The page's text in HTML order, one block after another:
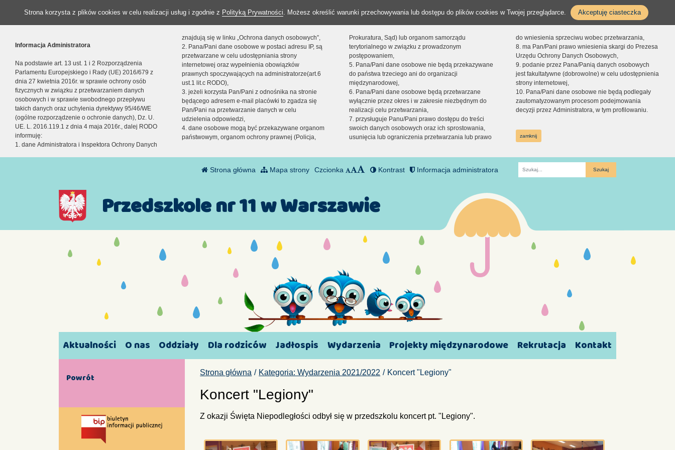
Strona korzysta z plików cookies w celu realizacji usług i zgodnie z Polityką Prywatności. Możesz określić warunki przechowywania lub dostępu do plików cookies w Twojej przeglądarce. Akceptuję ciasteczka
Informacja Administratora
Na podstawie art. 13 ust. 1 i 2 Rozporządzenia
Parlamentu Europejskiego i Rady (UE) 2016/679 z
dnia 27 kwietnia 2016r. w sprawie ochrony osób
fizycznych w związku z przetwarzaniem danych
osobowych i w sprawie swobodnego przepływu
takich danych oraz uchylenia dyrektywy 95/46/WE
(ogólne rozporządzenie o ochronie danych), Dz. U.
UE. L. 2016.119.1 z dnia 4 maja 2016r., dalej RODO
informuję:
1. dane Administratora i Inspektora Ochrony Danych
znajdują się w linku „Ochrona danych osobowych”,
2. Pana/Pani dane osobowe w postaci adresu IP, są
przetwarzane w celu udostępniania strony
internetowej oraz wypełnienia obowiązków
prawnych spoczywających na administratorze(art.6
ust.1 lit.c RODO),
3. jeżeli korzysta Pan/Pani z odnośnika na stronie
będącego adresem e-mail placówki to zgadza się
Pan/Pani na przetwarzanie danych w celu
udzielenia odpowiedzi,
4. dane osobowe mogą być przekazywane organom
państwowym, organom ochrony prawnej (Policja,
Prokuratura, Sąd) lub organom samorządu
terytorialnego w związku z prowadzonym
postępowaniem,
5. Pana/Pani dane osobowe nie będą przekazywane
do państwa trzeciego ani do organizacji
międzynarodowej,
6. Pana/Pani dane osobowe będą przetwarzane
wyłącznie przez okres i w zakresie niezbędnym do
realizacji celu przetwarzania,
7. przysługuje Panu/Pani prawo dostępu do treści
swoich danych osobowych oraz ich sprostowania,
usunięcia lub ograniczenia przetwarzania lub prawo
do wniesienia sprzeciwu wobec przetwarzania,
8. ma Pan/Pani prawo wniesienia skargi do Prezesa
Urzędu Ochrony Danych Osobowych,
9. podanie przez Pana/Panią danych osobowych
jest fakultatywne (dobrowolne) w celu udostępnienia
strony internetowej,
10. Pana/Pani dane osobowe nie będą podlegały
zautomatyzowanym procesom podejmowania
decyzji przez Administratora, w tym profilowaniu.
zamknij
Strona główna Mapa strony Czcionka Kontrast Informacja administratora
Fraza
Przedszkole nr 11 w Warszawie
Aktualności O nas Oddziały Dla rodziców Jadłospis Wydarzenia Projekty międzynarodowe Rekrutacja Kontakt
Strona główna Kategoria: Wydarzenia 2021/2022 Koncert "Legiony"
Koncert "Legiony"
Z okazji Święta Niepodległości odbył się w przedszkolu koncert pt. "Legiony".
Powrót